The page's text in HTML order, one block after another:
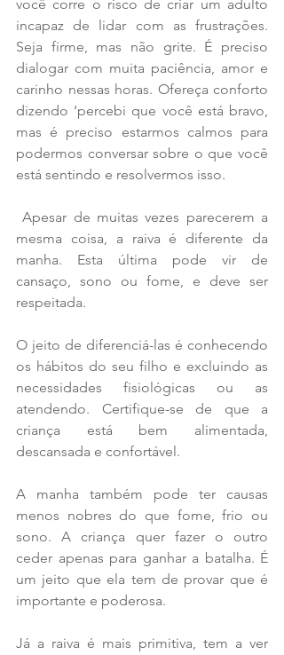
você corre o risco de criar um adulto
incapaz de lidar com as frustrações.
Seja firme, mas não grite. É preciso
dialogar com muita paciência, amor e
carinho nessas horas. Ofereça conforto
dizendo ‘percebi que você está bravo,
mas é preciso estarmos calmos para
podermos conversar sobre o que você
está sentindo e resolvermos isso.
Apesar de muitas vezes parecerem a
mesma coisa, a raiva é diferente da
manha. Esta última pode vir de
cansaço, sono ou fome, e deve ser
respeitada.
O jeito de diferenciá-las é conhecendo
os hábitos do seu filho e excluindo as
necessidades fisiológicas ou as
atendendo. Certifique-se de que a
criança está bem alimentada,
descansada e confortável.
A manha também pode ter causas
menos nobres do que fome, frio ou
sono. A criança quer fazer o outro
ceder apenas para ganhar a batalha. É
um jeito que ela tem de provar que é
importante e poderosa.
Já a raiva é mais primitiva, tem a ver